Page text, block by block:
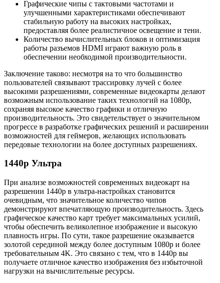
Графические чипы с тактовыми частотами и
улучшенными характеристиками обеспечивают
стабильную работу на высоких настройках,
предоставляя более реалистичное освещение и тени.
Количество вычислительных блоков и оптимизация
работы разъемов HDMI играют важную роль в
обеспечении необходимой производительности.
Заключение таково: несмотря на то что большинство
пользователей связывают трассировку лучей с более
высокими разрешениями, современные видеокарты делают
возможным использование таких технологий на 1080p,
сохраняя высокое качество графики и отличную
производительность. Это свидетельствует о значительном
прогрессе в разработке графических решений и расширении
возможностей для геймеров, желающих использовать
передовые технологии на более доступных разрешениях.
1440p Ультра
При анализе возможностей современных видеокарт на
разрешении 1440p в ультра-настройках становится
очевидным, что значительное количество чипов
демонстрируют впечатляющую производительность. Здесь
графическое качество карт требует максимальных усилий,
чтобы обеспечить великолепное изображение и высокую
плавность игры. По сути, такое разрешение оказывается
золотой серединой между более доступным 1080p и более
требовательным 4K. Это связано с тем, что в 1440p вы
получаете отличное качество изображения без избыточной
нагрузки на вычислительные ресурсы.